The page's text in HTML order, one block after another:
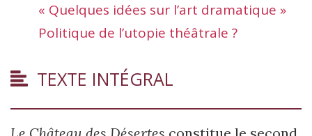
« Quelques idées sur l’art dramatique »
Politique de l’utopie théâtrale ?
TEXTE INTÉGRAL